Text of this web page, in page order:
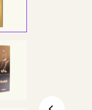
9 º
10